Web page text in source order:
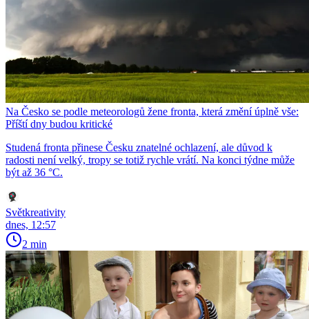
Na Česko se podle meteorologů žene fronta, která změní úplně vše:
Příští dny budou kritické
Studená fronta přinese Česku znatelné ochlazení, ale důvod k
radosti není velký, tropy se totiž rychle vrátí. Na konci týdne může
být až 36 °C.
Světkreativity
dnes, 12:57
2 min